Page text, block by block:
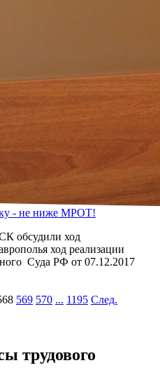
- не ниже МРОТ!
обсудили ход
ход реализации
Суда РФ от 07.12.2017
569 570 ... 1195 След.
трудового